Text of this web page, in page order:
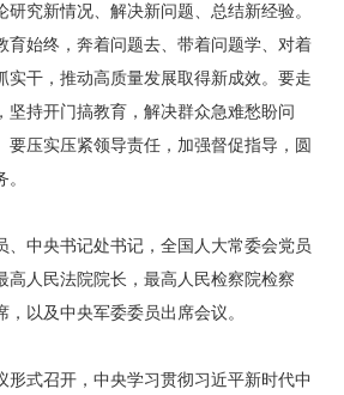
研究新情况、解决新问题、总结新经验。
育始终，奔着问题去、带着问题学、对着
实干，推动高质量发展取得新成效。要走
坚持开门搞教育，解决群众急难愁盼问
要压实压紧领导责任，加强督促指导，圆
中央书记处书记，全国人大常委会党员
高人民法院院长，最高人民检察院检察
以及中央军委委员出席会议。
式召开，中央学习贯彻习近平新时代中